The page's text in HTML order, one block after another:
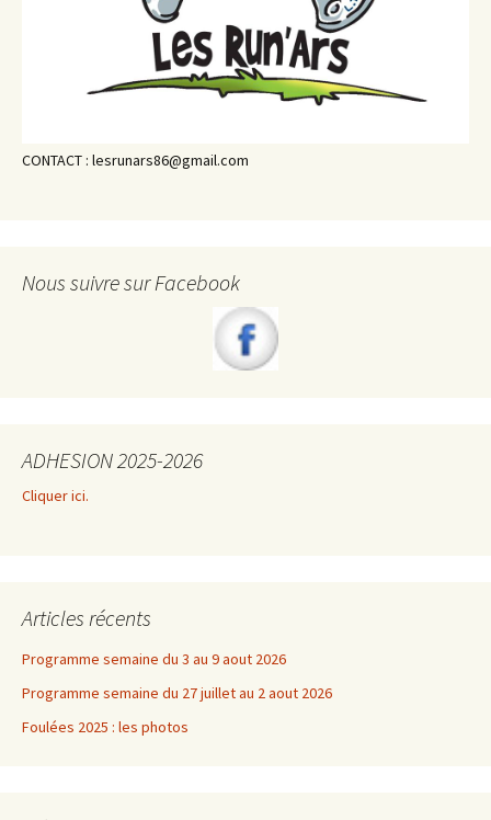
CONTACT : lesrunars86@gmail.com
Nous suivre sur Facebook
ADHESION 2025-2026
Cliquer ici.
Articles récents
Programme semaine du 3 au 9 aout 2026
Programme semaine du 27 juillet au 2 aout 2026
Foulées 2025 : les photos